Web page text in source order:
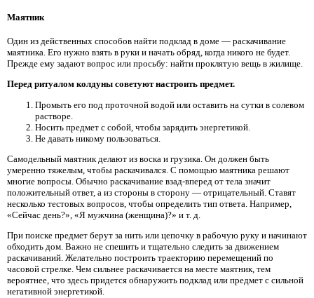
Маятник
Один из действенных способов найти подклад в доме — раскачивание
маятника. Его нужно взять в руки и начать обряд, когда никого не будет.
Прежде ему задают вопрос или просьбу: найти проклятую вещь в жилище.
Перед ритуалом колдуны советуют настроить предмет.
Промыть его под проточной водой или оставить на сутки в солевом
растворе.
Носить предмет с собой, чтобы зарядить энергетикой.
Не давать никому пользоваться.
Самодельный маятник делают из воска и грузика. Он должен быть
умеренно тяжелым, чтобы раскачивался. С помощью маятника решают
многие вопросы. Обычно раскачивание взад-вперед от тела значит
положительный ответ, а из стороны в сторону — отрицательный. Ставят
несколько тестовых вопросов, чтобы определить тип ответа. Например,
«Сейчас день?», «Я мужчина (женщина)?» и т. д.
При поиске предмет берут за нить или цепочку в рабочую руку и начинают
обходить дом. Важно не спешить и тщательно следить за движением
раскачиваний. Желательно построить траекторию перемещений по
часовой стрелке. Чем сильнее раскачивается на месте маятник, тем
вероятнее, что здесь придется обнаружить подклад или предмет с сильной
негативной энергетикой.